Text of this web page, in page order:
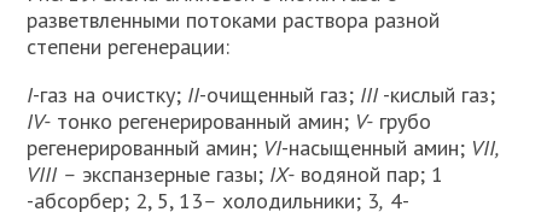
разветвленными потоками раствора разной
степени регенерации:
I-газ на очистку; II-очищенный газ; III -кислый газ;
IV- тонко регенерированный амин; V- грубо
регенерированный амин; VI-насыщенный амин; VII,
VIII – экспанзерные газы; IX- водяной пар; 1
-абсорбер; 2, 5, 13– холодильники; 3, 4-